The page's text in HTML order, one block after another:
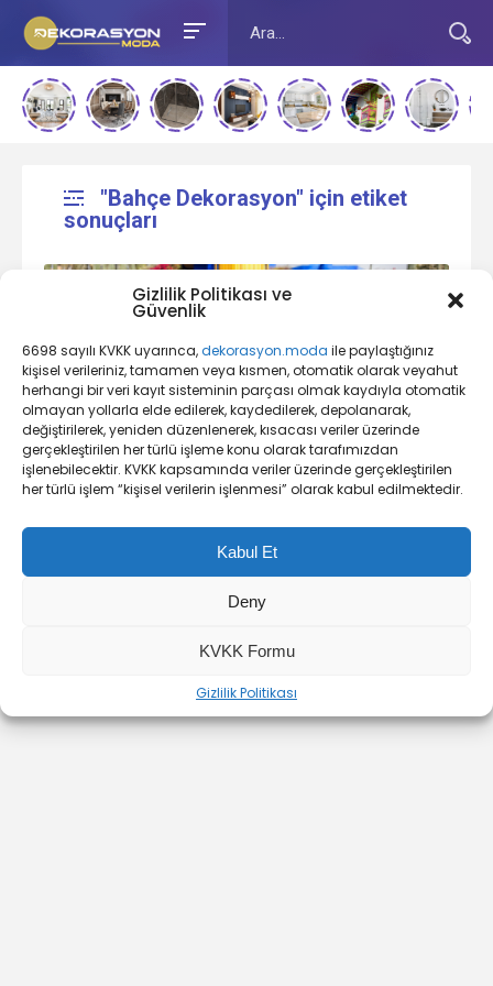
Gizlilik Politikası ve
Güvenlik
6698 sayılı KVKK uyarınca,dekorasyon.moda ile paylaştığınız
kişisel verileriniz, tamamen veya kısmen, otomatik olarak veyahut
herhangi bir veri kayıt sisteminin parçası olmak kaydıyla otomatik
olmayan yollarla elde edilerek, kaydedilerek, depolanarak,
değiştirilerek, yeniden düzenlenerek, kısacası veriler üzerinde
gerçekleştirilen her türlü işleme konu olarak tarafımızdan
işlenebilecektir. KVKK kapsamında veriler üzerinde gerçekleştirilen
her türlü işlem “kişisel verilerin işlenmesi” olarak kabul edilmektedir.
Kabul Et
Deny
KVKK Formu
Gizlilik Politikası
"Bahçe Dekorasyon" için etiket
sonuçları
Bahçe Dekorasyonu Nedir?